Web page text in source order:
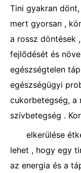
Tini gyakran
mert gyorsan ,
a rossz döntések
fejlődését és
egészségtelen
egészségügyi
cukorbetegség, a
szívbetegség .
elkerülése
lehet , hogy egy
az energia és a